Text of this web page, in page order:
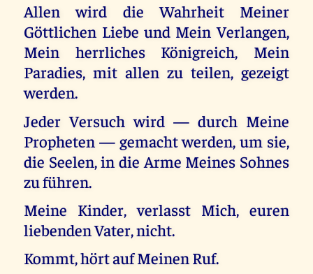
Allen wird die Wahrheit Meiner
Göttlichen Liebe und Mein Verlangen,
Mein herrliches Königreich, Mein
Paradies, mit allen zu teilen, gezeigt
werden.
Jeder Versuch wird — durch Meine
Propheten — gemacht werden, um sie,
die Seelen, in die Arme Meines Sohnes
zu führen.
Meine Kinder, verlasst Mich, euren
liebenden Vater, nicht.
Kommt, hört auf Meinen Ruf.